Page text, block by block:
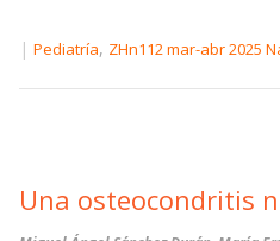
| Pediatría, ZHn112 mar-abr 2025
Una osteocondritis